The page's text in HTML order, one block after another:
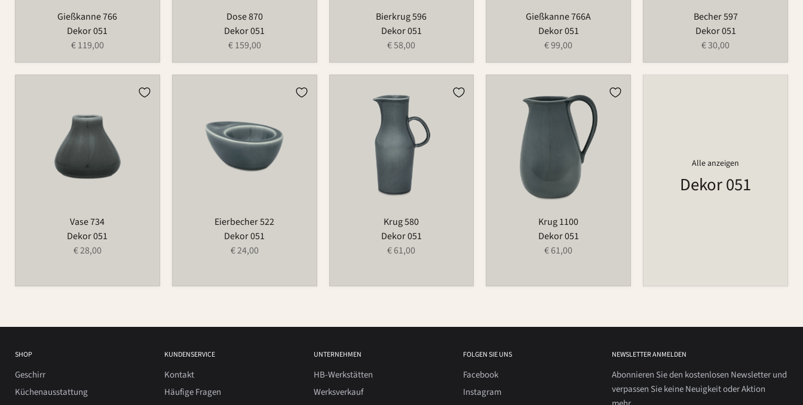
Gießkanne 766
Dekor 051
€ 119,00
Dose 870
Dekor 051
€ 159,00
Bierkrug 596
Dekor 051
€ 58,00
Gießkanne 766A
Dekor 051
€ 99,00
Becher 597
Dekor 051
€ 30,00
Vase 734
Dekor 051
€ 28,00
Eierbecher 522
Dekor 051
€ 24,00
Krug 580
Dekor 051
€ 61,00
Krug 1100
Dekor 051
€ 61,00
Alle anzeigen
Dekor 051
SHOP
Geschirr
Küchenausstattung
KUNDENSERVICE
Kontakt
Häufige Fragen
UNTERNEHMEN
HB-Werkstätten
Werksverkauf
FOLGEN SIE UNS
Facebook
Instagram
NEWSLETTER ANMELDEN
Abonnieren Sie den kostenlosen Newsletter und
verpassen Sie keine Neuigkeit oder Aktion